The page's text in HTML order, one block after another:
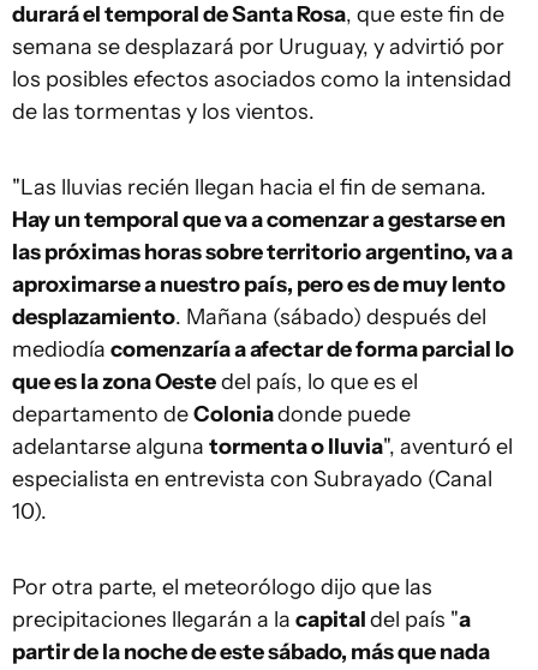
durará el temporal de Santa Rosa, que este fin de
semana se desplazará por Uruguay, y advirtió por
los posibles efectos asociados como la intensidad
de las tormentas y los vientos.
"Las lluvias recién llegan hacia el fin de semana.
Hay un temporal que va a comenzar a gestarse en
las próximas horas sobre territorio argentino, va a
aproximarse a nuestro país, pero es de muy lento
desplazamiento. Mañana (sábado) después del
mediodía comenzaría a afectar de forma parcial lo
que es la zona Oestedel país, lo que es el
departamento deColoniadonde puede
adelantarse alguna tormenta o lluvia", aventuró el
especialista en entrevista con Subrayado (Canal
10).
Por otra parte, el meteorólogo dijo que las
precipitaciones llegarán a la capitaldel país "a
partir de la noche de este sábado, más que nada